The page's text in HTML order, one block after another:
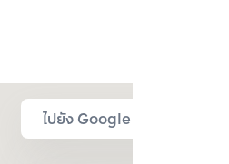
ไปยัง Google Map